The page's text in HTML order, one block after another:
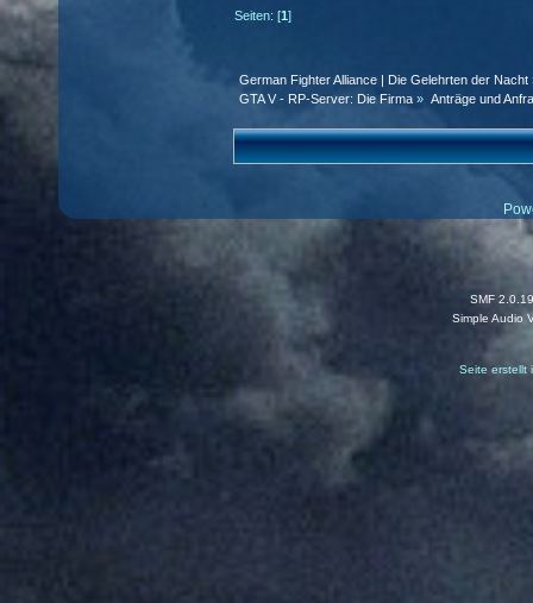
Seiten: [1]
German Fighter Alliance | Die Gelehrten der Nacht
GTA V - RP-Server: Die Firma » Anträge und
SMF 2.0.19
Simple Audio
Seite erstellt